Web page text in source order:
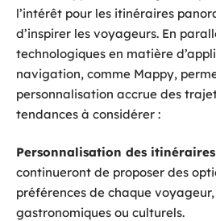
l’intérêt pour les itinéraires
d’inspirer les voyageurs. En
technologiques en matière
navigation, comme Mappy,
personnalisation accrue des
tendances à considérer :
Personnalisation des itinéraires
continueront de proposer des
préférences de chaque
gastronomiques ou culturels.